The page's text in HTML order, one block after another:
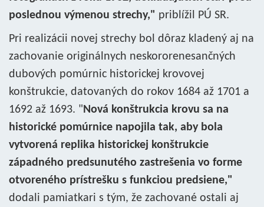
poslednou výmenou strechy," priblížil PÚ SR.
Pri realizácii novej strechy bol dôraz kladený aj na
zachovanie originálnych neskororenesančných
dubových pomúrnic historickej krovovej
konštrukcie, datovaných do rokov 1684 až 1701 a
1692 až 1693. "Nová konštrukcia krovu sa na
historické pomúrnice napojila tak, aby bola
vytvorená replika historickej konštrukcie
západného predsunutého zastrešenia vo forme
otvoreného prístrešku s funkciou predsiene,"
dodali pamiatkari s tým, že zachované ostali aj